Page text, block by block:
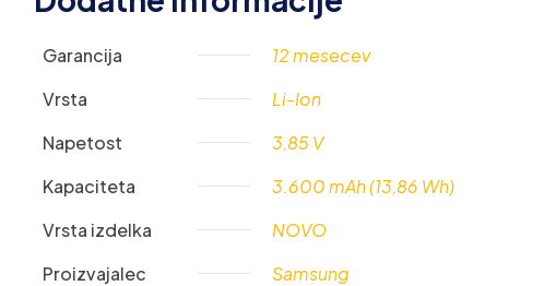
originalna,
mAh
Garancija
12 mesecev
Vrsta
Li-Ion
Napetost
3,85 V
Kapaciteta
3.600 mAh (13,86 Wh)
Vrsta izdelka
NOVO
Proizvajalec
Samsung